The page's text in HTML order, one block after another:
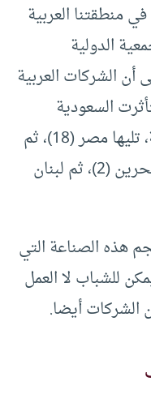
منطقتنا العربية
الدولية
العامة في عام 2005 إلى أن الشركات العربية
شركة، استأثرت السعودية
بالعدد الأكبر منها، وهو 32 شركة، تليها مصر (18)، ثم
الكويت (15)، فالإمارات (5)، فالبحرين (2)، ثم لبنان
هذه الصناعة التي
للشباب لا العمل
الشركات أيضا.